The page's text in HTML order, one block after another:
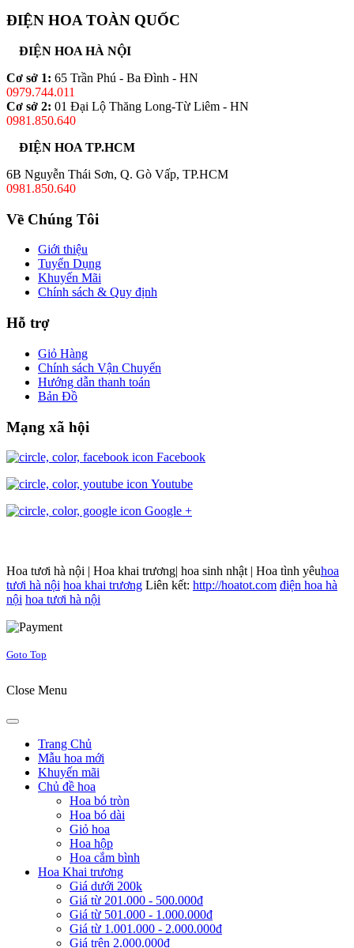
ĐIỆN HOA TOÀN QUỐC
ĐIỆN HOA HÀ NỘI
Cơ sở 1: 65 Trần Phú - Ba Đình - HN
0979.744.011
Cơ sở 2: 01 Đại Lộ Thăng Long-Từ Liêm - HN
0981.850.640
ĐIỆN HOA TP.HCM
6B Nguyễn Thái Sơn, Q. Gò Vấp, TP.HCM
0981.850.640
Về Chúng Tôi
Giới thiệu
Tuyển Dụng
Khuyến Mãi
Chính sách & Quy định
Hỗ trợ
Giỏ Hàng
Chính sách Vận Chuyển
Hướng dẫn thanh toán
Bản Đồ
Mạng xã hội
Facebook
Youtube
Google +
Hoa tươi hà nội | Hoa khai trương| hoa sinh nhật | Hoa tình yêuhoa
tươi hà nội hoa khai trương Liên kết: http://hoatot.com điện hoa hà
nội hoa tươi hà nội
Goto Top
Close Menu
Trang Chủ
Mẫu hoa mới
Khuyến mãi
Chủ đề hoa
Hoa bó tròn
Hoa bó dài
Giỏ hoa
Hoa hộp
Hoa cắm bình
Hoa Khai trương
Giá dưới 200k
Giá từ 201.000 - 500.000đ
Giá từ 501.000 - 1.000.000đ
Giá từ 1.001.000 - 2.000.000đ
Giá trên 2.000.000đ